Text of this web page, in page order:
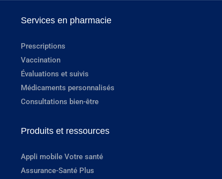
Services en pharmacie
Prescriptions
Vaccination
Évaluations et suivis
Médicaments personnalisés
Consultations bien-être
Produits et ressources
Appli mobile Votre santé
Assurance-Santé Plus